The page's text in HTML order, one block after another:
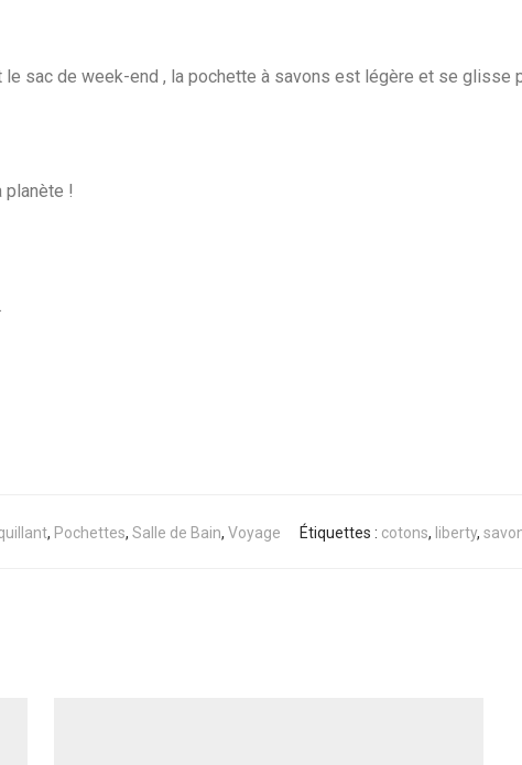
sac de week-end , la pochette à savons est légère et se glisse
planète !
, Pochettes, Salle de Bain, Voyage Étiquettes : cotons, liberty,